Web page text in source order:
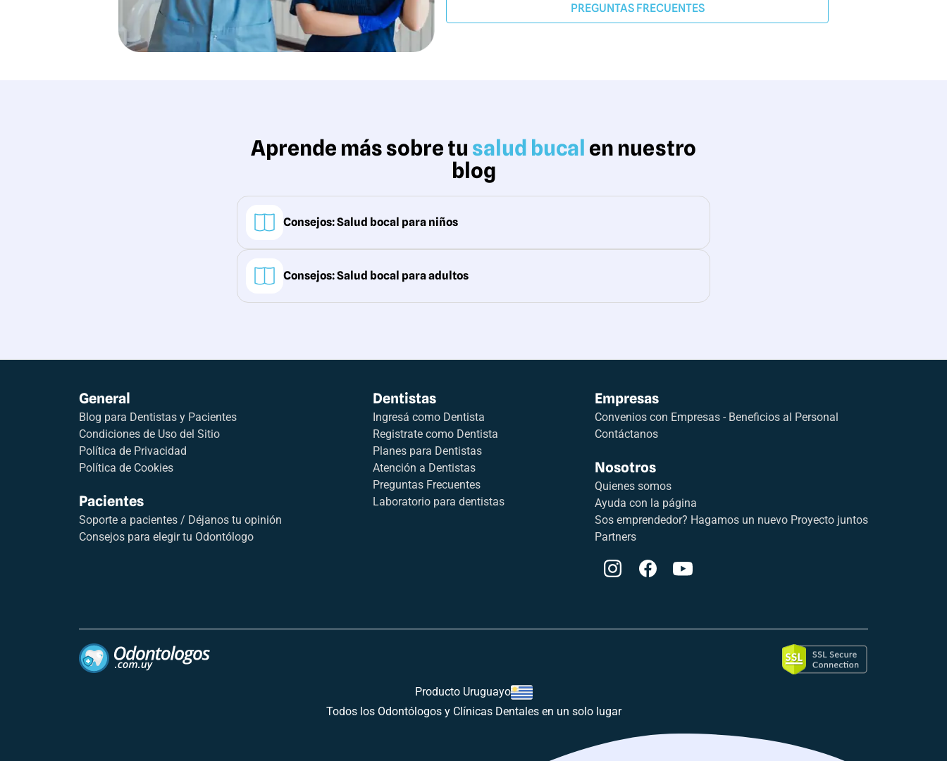
PREGUNTAS FRECUENTES
Aprende más sobre tu salud bucal en nuestro
blog
Consejos: Salud bocal para niños
Consejos: Salud bocal para adultos
General
Blog para Dentistas y Pacientes
Condiciones de Uso del Sitio
Política de Privacidad
Política de Cookies
Pacientes
Soporte a pacientes / Déjanos tu opinión
Consejos para elegir tu Odontólogo
Dentistas
Ingresá como Dentista
Registrate como Dentista
Planes para Dentistas
Atención a Dentistas
Preguntas Frecuentes
Laboratorio para dentistas
Empresas
Convenios con Empresas - Beneficios al Personal
Contáctanos
Nosotros
Quienes somos
Ayuda con la página
Sos emprendedor? Hagamos un nuevo Proyecto juntos
Partners
Producto Uruguayo
Todos los Odontólogos y Clínicas Dentales en un solo lugar